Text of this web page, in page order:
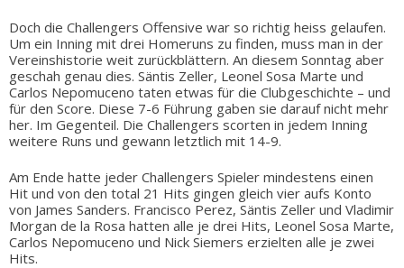
Doch die Challengers Offensive war so richtig heiss gelaufen.
Um ein Inning mit drei Homeruns zu finden, muss man in der
Vereinshistorie weit zurückblättern. An diesem Sonntag aber
geschah genau dies. Säntis Zeller, Leonel Sosa Marte und
Carlos Nepomuceno taten etwas für die Clubgeschichte – und
für den Score. Diese 7-6 Führung gaben sie darauf nicht mehr
her. Im Gegenteil. Die Challengers scorten in jedem Inning
weitere Runs und gewann letztlich mit 14-9.
Am Ende hatte jeder Challengers Spieler mindestens einen
Hit und von den total 21 Hits gingen gleich vier aufs Konto
von James Sanders. Francisco Perez, Säntis Zeller und Vladimir
Morgan de la Rosa hatten alle je drei Hits, Leonel Sosa Marte,
Carlos Nepomuceno und Nick Siemers erzielten alle je zwei
Hits.